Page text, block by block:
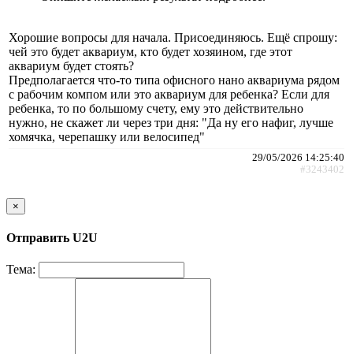
Хорошие вопросы для начала. Присоединяюсь. Ещё спрошу:
чей это будет аквариум, кто будет хозяином, где этот
аквариум будет стоять?
Предполагается что-то типа офисного нано аквариума рядом
с рабочим компом или это аквариум для ребенка? Если для
ребенка, то по большому счету, ему это действительно
нужно, не скажет ли через три дня: "Да ну его нафиг, лучше
хомячка, черепашку или велосипед"
29/05/2026 14:25:40
#3243402
×
Отправить U2U
Тема: